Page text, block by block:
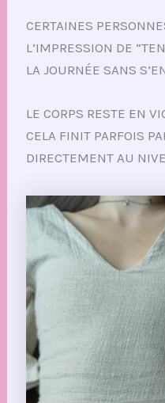
CERTAINES
L’IMPRESSION DE
LA JOURNÉE SANS
LE CORPS RESTE EN
CELA FINIT PARFOIS
DIRECTEMENT AU